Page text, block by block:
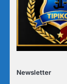
Newsletter